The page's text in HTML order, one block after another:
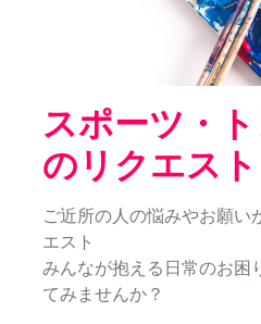
スポーツ・
のリクエスト
ご近所の人の悩みやお願い
エスト
みんなが抱える日常のお困
てみませんか？